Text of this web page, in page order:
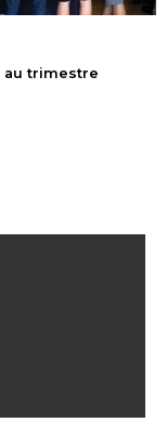
au trimestre